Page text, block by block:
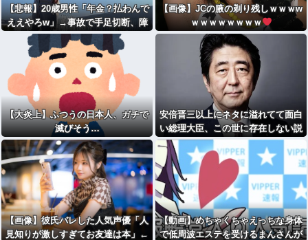
【悲報】20歳男性「年金？払わんで
ええやろw」→事故で手足切断、障
害年金一生貰えないと知り泣く
【画像】JCの腋の剃り残しｗｗｗw
ｗｗｗｗｗｗｗｗ
【大炎上】ふつうの日本人、ガチで
滅びそう…
安倍晋三以上にネタに溢れてて面白
い総理大臣、この世に存在しない説
wwwwwww
【画像】彼氏バレした人気声優「人
見知りが激しすぎてお友達は本」←
【動画】めちゃくちゃえっちな身体
で低周波エステを受けるまんさんが